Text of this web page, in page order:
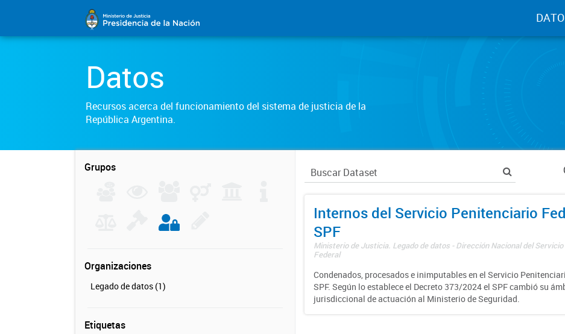
Datos
Recursos acerca del funcionamiento del sistema de justicia de la
República Argentina.
Grupos
Organizaciones
Legado de datos (1)
Etiquetas
Internos del Servicio Penitenciario
SPF
Ministerio de Justicia. Legado de datos - Dirección Nacional del
Federal
Condenados, procesados e inimputables en el Servicio
SPF. Según lo establece el Decreto 373/2024 el SPF cambió su
jurisdiccional de actuación al Ministerio de Seguridad.